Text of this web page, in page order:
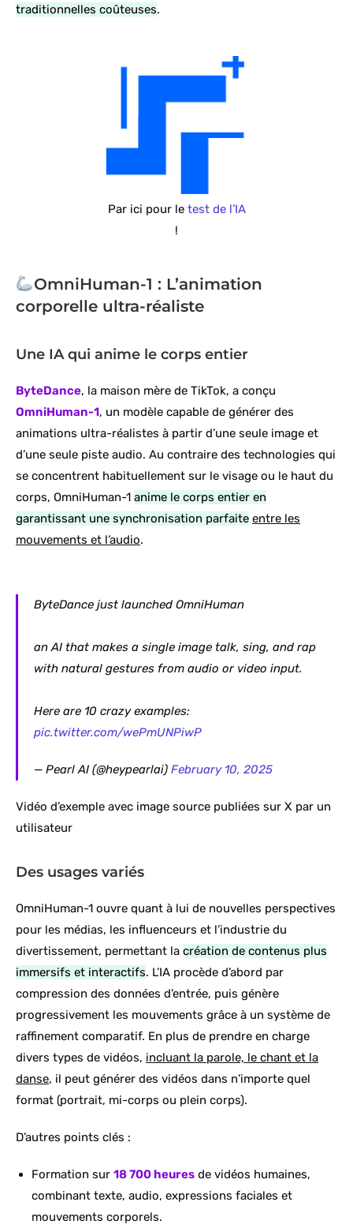
traditionnelles coûteuses.
Par ici pour le test de l’IA
!
OmniHuman-1 : L’animation
corporelle ultra-réaliste
Une IA qui anime le corps entier
ByteDance, la maison mère de TikTok, a conçu
OmniHuman-1, un modèle capable de générer des
animations ultra-réalistes à partir d’une seule image et
d’une seule piste audio. Au contraire des technologies qui
se concentrent habituellement sur le visage ou le haut du
corps, OmniHuman-1 anime le corps entier en
garantissant une synchronisation parfaite entre les
mouvements et l’audio.
ByteDance just launched OmniHuman
an AI that makes a single image talk, sing, and rap
with natural gestures from audio or video input.
Here are 10 crazy examples:
pic.twitter.com/wePmUNPiwP
— Pearl AI (@heypearlai) February 10, 2025
Vidéo d’exemple avec image source publiées sur X par un
utilisateur
Des usages variés
OmniHuman-1 ouvre quant à lui de nouvelles perspectives
pour les médias, les influenceurs et l’industrie du
divertissement, permettant la création de contenus plus
immersifs et interactifs. L’IA procède d’abord par
compression des données d’entrée, puis génère
progressivement les mouvements grâce à un système de
raffinement comparatif. En plus de prendre en charge
divers types de vidéos, incluant la parole, le chant et la
danse, il peut générer des vidéos dans n’importe quel
format (portrait, mi-corps ou plein corps).
D’autres points clés :
Formation sur 18 700 heures de vidéos humaines,
combinant texte, audio, expressions faciales et
mouvements corporels.